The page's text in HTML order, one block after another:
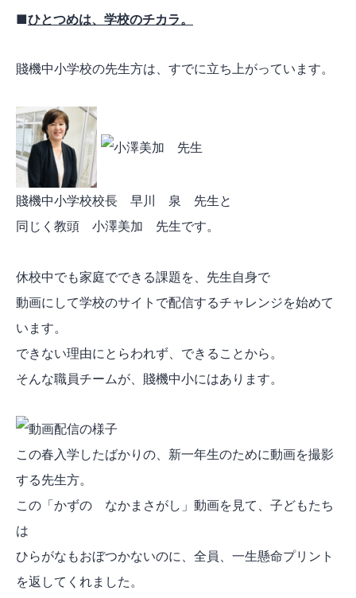
■ひとつめは、学校のチカラ。
賤機中小学校の先生方は、すでに立ち上がっています。
賤機中小学校校長 早川 泉 先生と
同じく教頭 小澤美加 先生です。
休校中でも家庭でできる課題を、先生自身で
動画にして学校のサイトで配信するチャレンジを始めて
います。
できない理由にとらわれず、できることから。
そんな職員チームが、賤機中小にはあります。
この春入学したばかりの、新一年生のために動画を撮影
する先生方。
この「かずの なかまさがし」動画を見て、子どもたち
は
ひらがなもおぼつかないのに、全員、一生懸命プリント
を返してくれました。